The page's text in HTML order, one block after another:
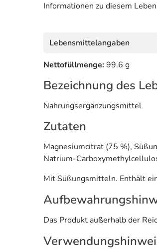
Informationen zu diesem
Lebensmittelangaben
Nettofüllmenge:99.6 g
Bezeichnung des
Nahrungsergänzungsmittel
Zutaten
Magnesiumcitrat (75 %),
Natrium-
Mit Süßungsmitteln. Enthält
Das Produkt außerhalb der